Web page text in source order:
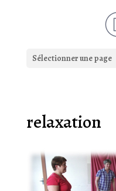
Sélectionner une page
relaxation